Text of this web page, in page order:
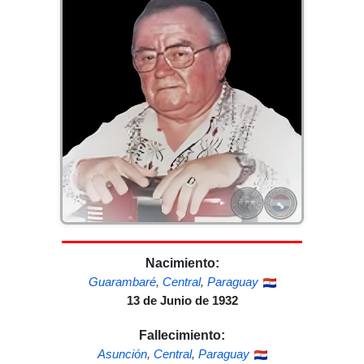
Nacimiento:
Guarambaré, Central, Paraguay
13 de Junio de 1932
Fallecimiento:
Asunción, Central, Paraguay